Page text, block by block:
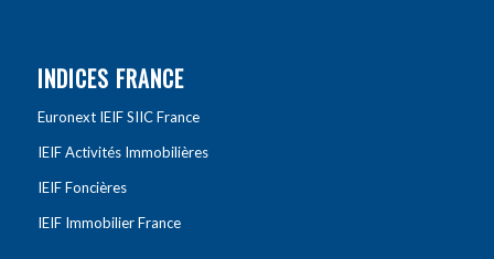
INDICES FRANCE
Euronext IEIF SIIC France
IEIF Activités Immobilières
IEIF Foncières
IEIF Immobilier France